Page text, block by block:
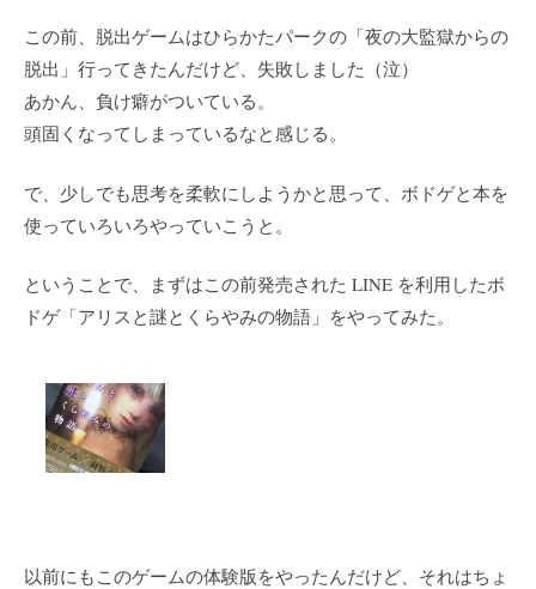
この前、脱出ゲームはひらかたパークの「夜の大監獄からの
脱出」行ってきたんだけど、失敗しました（泣）
あかん、負け癖がついている。
頭固くなってしまっているなと感じる。
で、少しでも思考を柔軟にしようかと思って、ボドゲと本を
使っていろいろやっていこうと。
ということで、まずはこの前発売された LINE を利用したボ
ドゲ「アリスと謎とくらやみの物語」をやってみた。
以前にもこのゲームの体験版をやったんだけど、それはちょ